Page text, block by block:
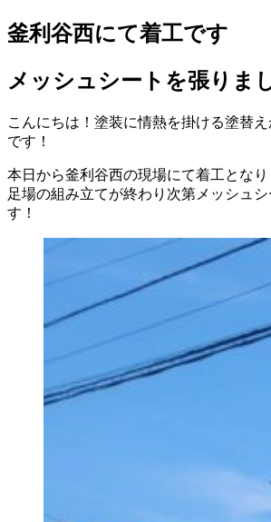
釜利谷西にて着工です
メッシュシートを張りま
こんにちは！塗装に情熱を掛ける塗替え
です！
本日から釜利谷西の現場にて着工となり
足場の組み立てが終わり次第メッシュ
す！